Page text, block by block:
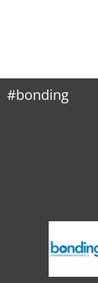
#bonding